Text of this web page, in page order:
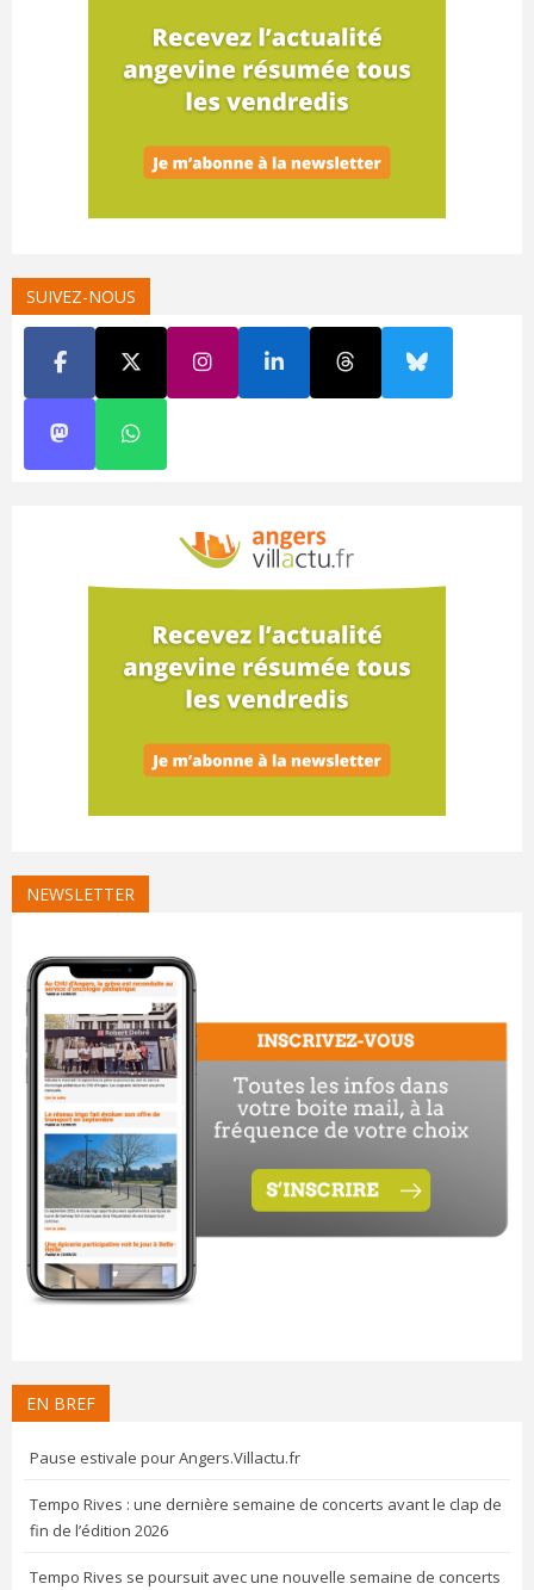
SUIVEZ-NOUS
NEWSLETTER
EN BREF
Pause estivale pour Angers.Villactu.fr
Tempo Rives : une dernière semaine de concerts avant le clap de
fin de l’édition 2026
Tempo Rives se poursuit avec une nouvelle semaine de concerts